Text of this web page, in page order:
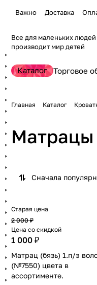
Важно Доставка
Все для маленьких людей
производит мир детей
Каталог Торговое
Главная Каталог
Матрацы
Сначала
Старая цена
2 000 ₽
Цена со скидкой
1 000 ₽
Матрац (бязь) 1.п/э
(№7550) цвета в
ассортименте.